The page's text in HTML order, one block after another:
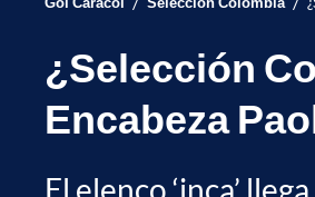
¿Selección
Encabeza
El elenco ‘inca’